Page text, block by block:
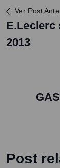
Ver Post
E.Leclerc
2013
Post